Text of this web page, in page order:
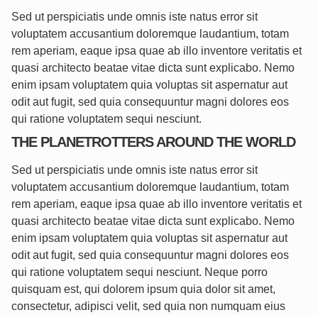
Sed ut perspiciatis unde omnis iste natus error sit
voluptatem accusantium doloremque laudantium, totam
rem aperiam, eaque ipsa quae ab illo inventore veritatis et
quasi architecto beatae vitae dicta sunt explicabo. Nemo
enim ipsam voluptatem quia voluptas sit aspernatur aut
odit aut fugit, sed quia consequuntur magni dolores eos
qui ratione voluptatem sequi nesciunt.
THE PLANETROTTERS AROUND THE WORLD
Sed ut perspiciatis unde omnis iste natus error sit
voluptatem accusantium doloremque laudantium, totam
rem aperiam, eaque ipsa quae ab illo inventore veritatis et
quasi architecto beatae vitae dicta sunt explicabo. Nemo
enim ipsam voluptatem quia voluptas sit aspernatur aut
odit aut fugit, sed quia consequuntur magni dolores eos
qui ratione voluptatem sequi nesciunt. Neque porro
quisquam est, qui dolorem ipsum quia dolor sit amet,
consectetur, adipisci velit, sed quia non numquam eius